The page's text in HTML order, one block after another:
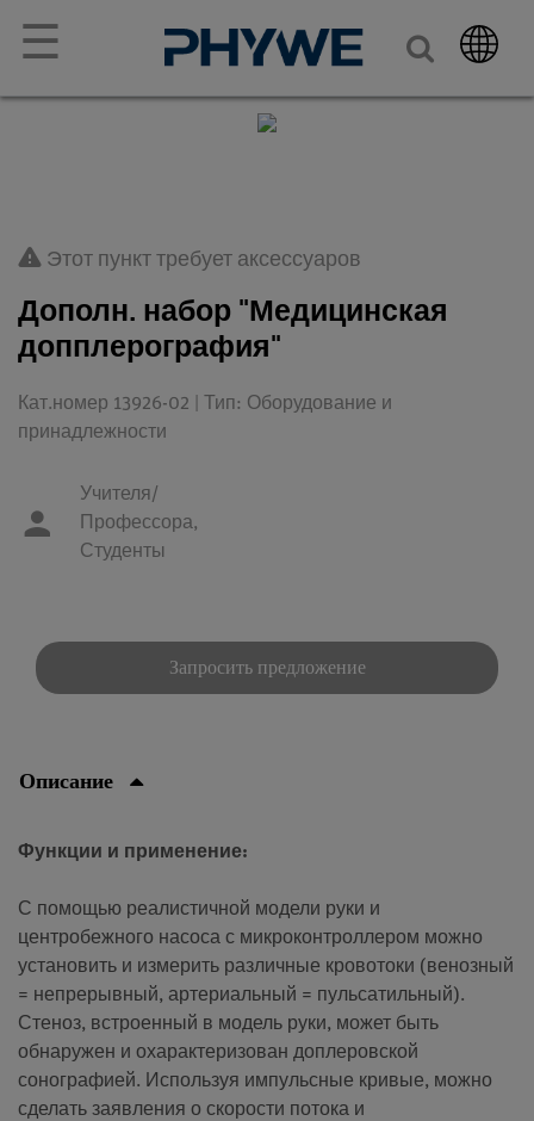
☰
Этот пункт требует аксессуаров
Дополн. набор "Медицинская
допплерография"
Кат.номер 13926-02 | Тип: Оборудование и
принадлежности
Учителя/
Профессора,
Студенты
Запросить предложение
Описание
Функции и применение:
С помощью реалистичной модели руки и
центробежного насоса с микроконтроллером можно
установить и измерить различные кровотоки (венозный
= непрерывный, артериальный = пульсатильный).
Стеноз, встроенный в модель руки, может быть
обнаружен и охарактеризован доплеровской
сонографией. Используя импульсные кривые, можно
сделать заявления о скорости потока и